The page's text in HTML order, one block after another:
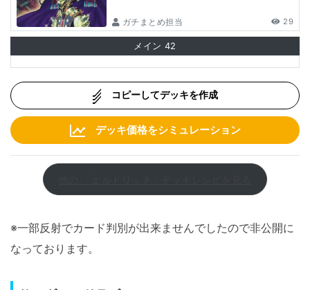
ガチまとめ担当 29
メイン 42
コピーしてデッキを作成
デッキ価格をシミュレーション
※一部反射でカード判別が出来ませんでしたので非公開に
なっております。